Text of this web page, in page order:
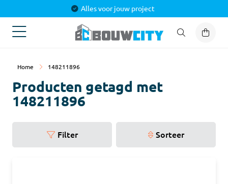
Alles voor jouw project
Home 148211896
Producten getagd met
148211896
Filter Sorteer